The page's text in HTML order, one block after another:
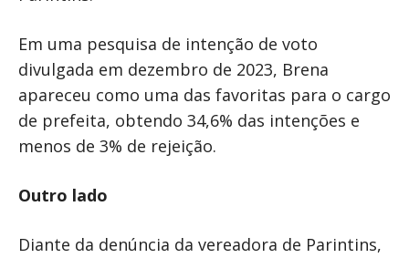
Em uma pesquisa de intenção de voto
divulgada em dezembro de 2023, Brena
apareceu como uma das favoritas para o cargo
de prefeita, obtendo 34,6% das intenções e
menos de 3% de rejeição.
Outro lado
Diante da denúncia da vereadora de Parintins,